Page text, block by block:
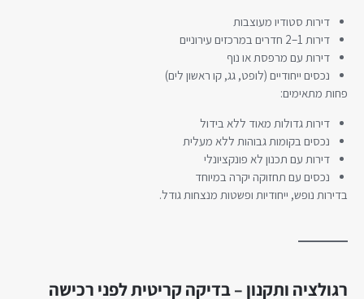
דירות סטודיו מעוצבות
דירות 1–2 חדרים במרכזים עירוניים
דירות עם מרפסת או נוף
נכסים ייחודיים (לופט, גג, קו ראשון לים)
פחות מתאימים:
דירות גדולות מאוד ללא בידול
נכסים בקומות גבוהות ללא מעלית
דירות עם תכנון לא פונקציונלי
נכסים עם תחזוקה יקרה במיוחד
בדירות נופש, ייחודיות ופשטות מנצחות גודל.
רגולציה ותקנון – בדיקה קריטית לפני רכישה